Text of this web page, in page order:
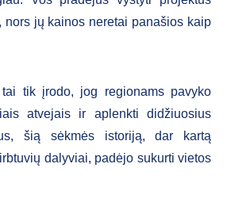
nors jų kainos neretai panašios kaip
tik įrodo, jog regionams pavyko
atvejais ir aplenkti didžiuosius
šią sėkmės istoriją, dar kartą
dalyviai, padėjo sukurti vietos